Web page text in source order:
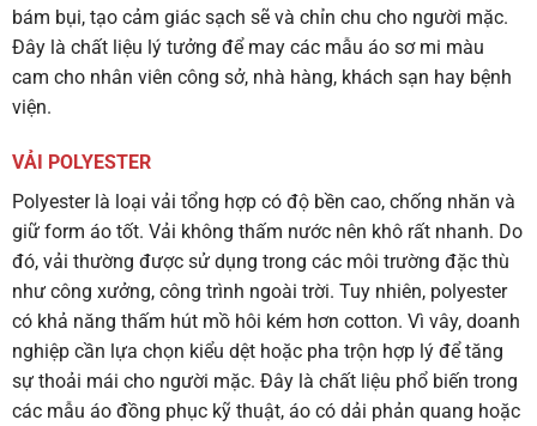
bám bụi, tạo cảm giác sạch sẽ và chỉn chu cho người mặc.
Đây là chất liệu lý tưởng để may các mẫu áo sơ mi màu
cam cho nhân viên công sở, nhà hàng, khách sạn hay bệnh
viện.
VẢI POLYESTER
Polyester là loại vải tổng hợp có độ bền cao, chống nhăn và
giữ form áo tốt. Vải không thấm nước nên khô rất nhanh. Do
đó, vải thường được sử dụng trong các môi trường đặc thù
như công xưởng, công trình ngoài trời. Tuy nhiên, polyester
có khả năng thấm hút mồ hôi kém hơn cotton. Vì vây, doanh
nghiệp cần lựa chọn kiểu dệt hoặc pha trộn hợp lý để tăng
sự thoải mái cho người mặc. Đây là chất liệu phổ biến trong
các mẫu áo đồng phục kỹ thuật, áo có dải phản quang hoặc